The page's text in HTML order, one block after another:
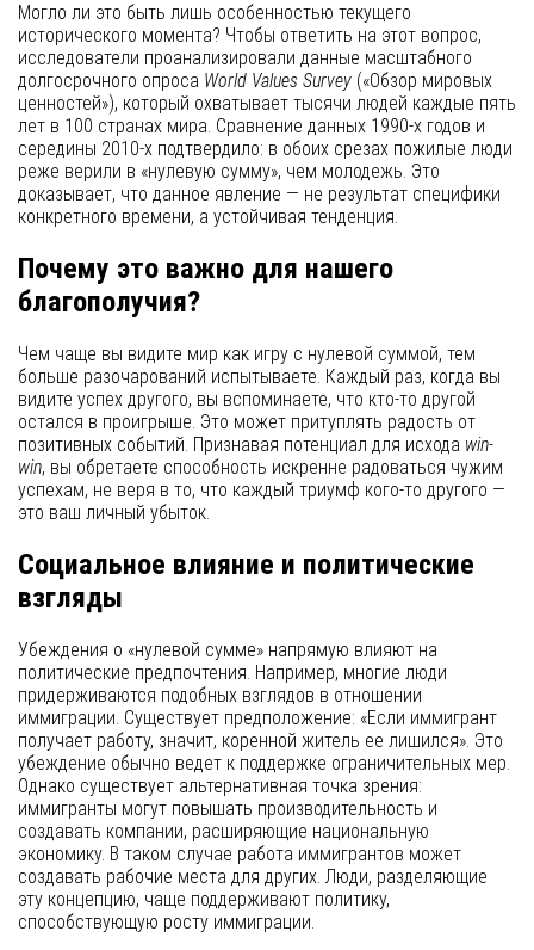
Могло ли это быть лишь особенностью текущего
исторического момента? Чтобы ответить на этот вопрос,
исследователи проанализировали данные масштабного
долгосрочного опроса World Values Survey («Обзор мировых
ценностей»), который охватывает тысячи людей каждые пять
лет в 100 странах мира. Сравнение данных 1990-х годов и
середины 2010-х подтвердило: в обоих срезах пожилые люди
реже верили в «нулевую сумму», чем молодежь. Это
доказывает, что данное явление — не результат специфики
конкретного времени, а устойчивая тенденция.
Почему это важно для нашего
благополучия?
Чем чаще вы видите мир как игру с нулевой суммой, тем
больше разочарований испытываете. Каждый раз, когда вы
видите успех другого, вы вспоминаете, что кто-то другой
остался в проигрыше. Это может притуплять радость от
позитивных событий. Признавая потенциал для исхода win-
win, вы обретаете способность искренне радоваться чужим
успехам, не веря в то, что каждый триумф кого-то другого —
это ваш личный убыток.
Социальное влияние и политические
взгляды
Убеждения о «нулевой сумме» напрямую влияют на
политические предпочтения. Например, многие люди
придерживаются подобных взглядов в отношении
иммиграции. Существует предположение: «Если иммигрант
получает работу, значит, коренной житель ее лишился». Это
убеждение обычно ведет к поддержке ограничительных мер.
Однако существует альтернативная точка зрения:
иммигранты могут повышать производительность и
создавать компании, расширяющие национальную
экономику. В таком случае работа иммигрантов может
создавать рабочие места для других. Люди, разделяющие
эту концепцию, чаще поддерживают политику,
способствующую росту иммиграции.